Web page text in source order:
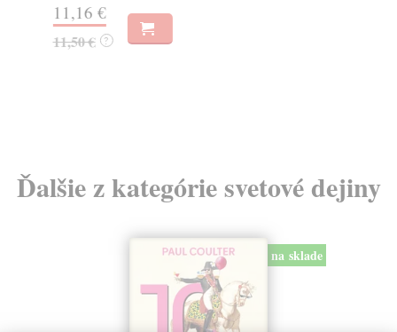
11,16 €
11,50 € ?
Ďalšie z kategórie svetové dejiny
na sklade